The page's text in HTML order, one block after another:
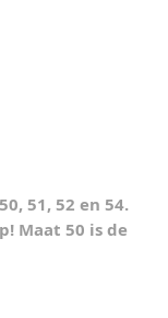
51, 52 en 54.
Maat 50 is de